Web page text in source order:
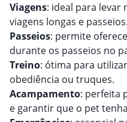
Viagens: ideal para levar
viagens longas e passeios.
Passeios: permite
durante os passeios no
Treino: ótima para
obediência ou truques.
Acampamento: perfeita
e garantir que o pet